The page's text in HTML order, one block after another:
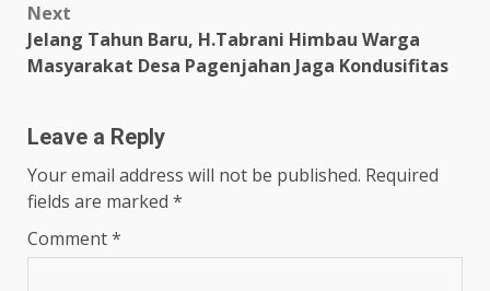
Next
Jelang Tahun Baru, H.Tabrani Himbau Warga
Masyarakat Desa Pagenjahan Jaga Kondusifitas
Leave a Reply
Your email address will not be published. Required
fields are marked *
Comment*